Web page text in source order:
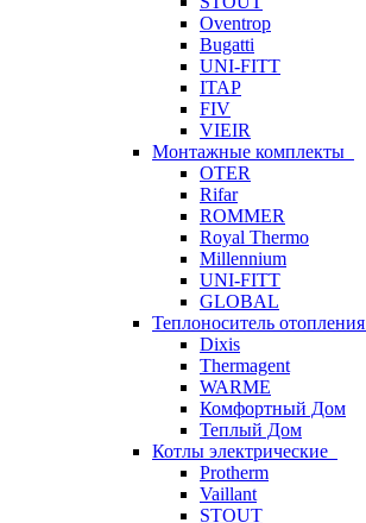
Oventrop
Bugatti
UNI-FITT
ITAP
FIV
VIEIR
Монтажные комплекты
OTER
Rifar
ROMMER
Royal Thermo
Millennium
UNI-FITT
GLOBAL
Теплоноситель отопления
Dixis
Thermagent
WARME
Комфортный Дом
Теплый Дом
Котлы электрические
Protherm
Vaillant
STOUT